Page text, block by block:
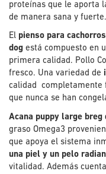
proteínas que le aporta
de manera sana y fuerte.
El pienso para
dog está compuesto en
primera calidad. Pollo
fresco. Una variedad de
calidad completamente
que nunca se han
Acana puppy large breg
graso Omega3
que apoya el sistema
una piel y un pelo
vitalidad. Además